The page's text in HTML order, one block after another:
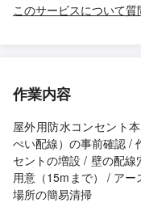
このサービスについて質
作業内容
屋外用防水コンセント
ぺい配線）の事前確認 /
セントの増設 / 壁の配
用意（15mまで） / ア
場所の簡易清掃